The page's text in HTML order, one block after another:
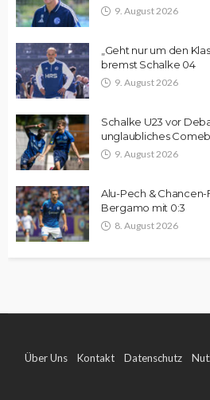
9. August 2026
„Geht nur um den
bremst Schalke 04
9. August 2026
Schalke U23 vor
unglaubliches
9. August 2026
Alu-Pech &
Bergamo mit 0:3
8. August 2026
Über Uns Kontakt Datenschutz